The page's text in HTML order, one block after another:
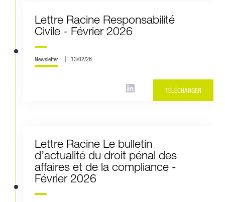
Lettre Racine Responsabilité
Civile - Février 2026
Newsletter 13/02/26
TÉLÉCHARGER
Lettre Racine Le bulletin
d’actualité du droit pénal des
affaires et de la compliance -
Février 2026